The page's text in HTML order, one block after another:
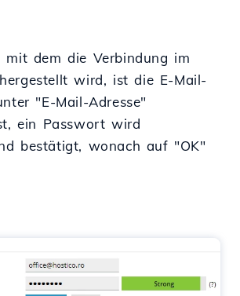
mit dem die Verbindung im
wird, ist die E-Mail-
"E-Mail-Adresse"
ein Passwort wird
bestätigt, wonach auf "OK"